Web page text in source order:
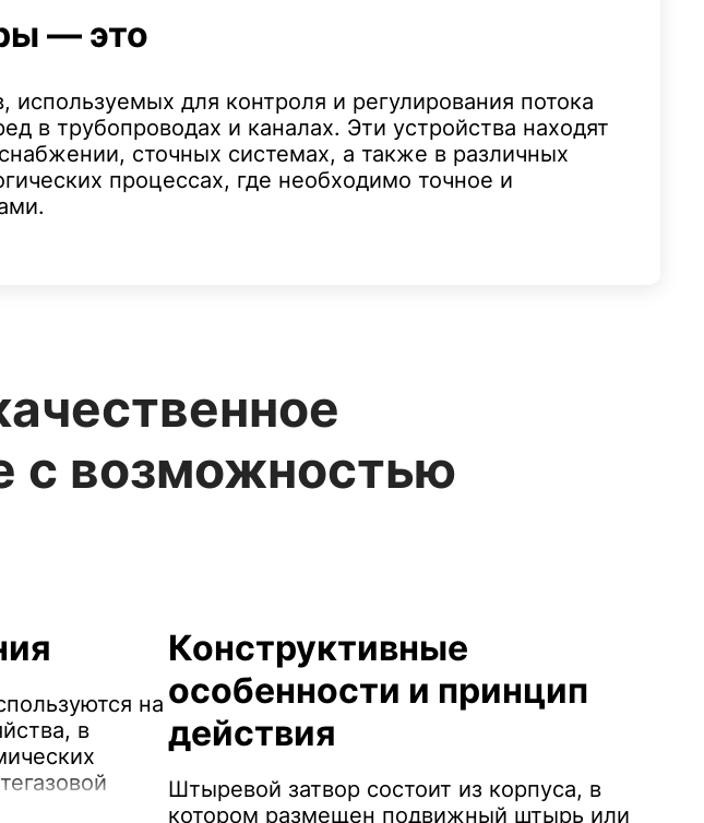
— это
для контроля и регулирования потока
в трубопроводах и каналах. Эти устройства находят
сточных системах, а также в различных
процессах, где необходимо точное и
с возможностью
на
в
Конструктивные
особенности и принцип
действия
Штыревой затвор состоит из корпуса, в
котором размещен подвижный штырь или